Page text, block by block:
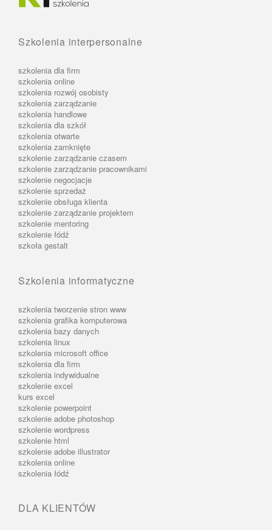
Szkolenia interpersonalne
szkolenia dla firm
szkolenia online
szkolenia rozwój osobisty
szkolenia zarządzanie
szkolenia handlowe
szkolenia dla szkół
szkolenia otwarte
szkolenia zamknięte
szkolenie zarządzanie czasem
szkolenie zarządzanie pracownikami
szkolenie negocjacje
szkolenie sprzedaż
szkolenie obsługa klienta
szkolenie zarządzanie projektem
szkolenie mentoring
szkolenie łódź
szkoła gestalt
Szkolenia informatyczne
szkolenia tworzenie stron www
szkolenia grafika komputerowa
szkolenia bazy danych
szkolenia linux
szkolenia microsoft office
szkolenia dla firm
szkolenia indywidualne
szkolenie excel
kurs excel
szkolenie powerpoint
szkolenie adobe photoshop
szkolenie wordpress
szkolenie html
szkolenie adobe illustrator
szkolenia online
szkolenia łódź
DLA KLIENTÓW